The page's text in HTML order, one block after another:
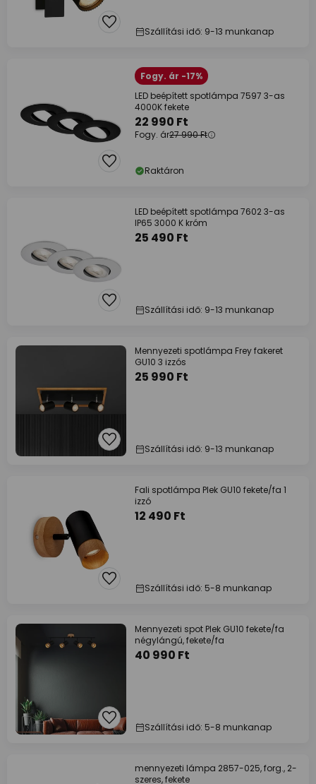
Szállítási idő: 9-13 munkanap
Fogy. ár -17%
LED beépített spotlámpa 7597 3-as
4000K fekete
22 990 Ft
Fogy. ár27 990 Ft
Raktáron
LED beépített spotlámpa 7602 3-as
IP65 3000 K króm
25 490 Ft
Szállítási idő: 9-13 munkanap
Mennyezeti spotlámpa Frey fakeret
GU10 3 izzós
25 990 Ft
Szállítási idő: 9-13 munkanap
Fali spotlámpa Plek GU10 fekete/fa 1
izzó
12 490 Ft
Szállítási idő: 5-8 munkanap
Mennyezeti spot Plek GU10 fekete/fa
négylángú, fekete/fa
40 990 Ft
Szállítási idő: 5-8 munkanap
mennyezeti lámpa 2857-025, forg., 2-
szeres, fekete